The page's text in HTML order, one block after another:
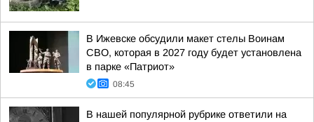
В Ижевске обсудили макет стелы Воинам
СВО, которая в 2027 году будет установлена
в парке «Патриот»
08:45
В нашей популярной рубрике ответили на